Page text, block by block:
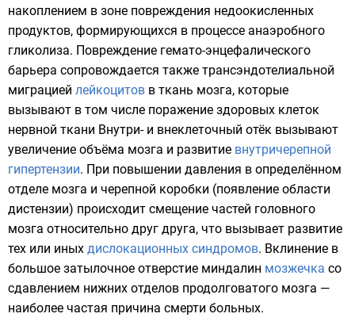
накоплением в зоне повреждения недоокисленных
продуктов, формирующихся в процессе анаэробного
гликолиза. Повреждение гемато-энцефалического
барьера сопровождается также трансэндотелиальной
миграцией лейкоцитов в ткань мозга, которые
вызывают в том числе поражение здоровых клеток
нервной ткани Внутри- и внеклеточный отёк вызывают
увеличение объёма мозга и развитие внутричерепной
гипертензии. При повышении давления в определённом
отделе мозга и черепной коробки (появление области
дистензии) происходит смещение частей головного
мозга относительно друг друга, что вызывает развитие
тех или иных дислокационных синдромов. Вклинение в
большое затылочное отверстие миндалин мозжечка со
сдавлением нижних отделов продолговатого мозга —
наиболее частая причина смерти больных.